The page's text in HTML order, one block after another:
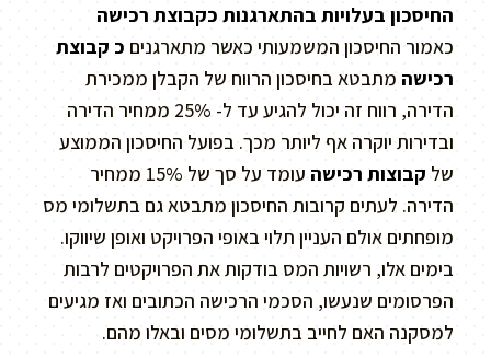
החיסכון בעלויות בהתארגנות כקבוצת רכישה
כאמור החיסכון המשמעותי כאשר מתארגנים כ קבוצת
רכישה מתבטא בחיסכון הרווח של הקבלן ממכירת
הדירה, רווח זה יכול להגיע עד ל- 25% ממחיר הדירה
ובדירות יוקרה אף ליותר מכך. בפועל החיסכון הממוצע
של קבוצות רכישה
עומד על סך של 15% ממחיר
הדירה. לעתים קרובות החיסכון מתבטא גם בתשלומי מס
מופחתים אולם העניין תלוי באופי הפרויקט ואופן שיווקו.
בימים אלו, רשויות המס בודקות את הפרויקטים לרבות
הפרסומים שנעשו, הסכמי הרכישה הכתובים ואז מגיעים
למסקנה האם לחייב בתשלומי מסים ובאלו מהם.